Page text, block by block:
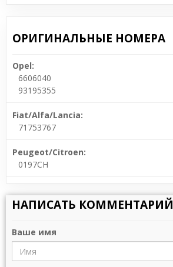
ОРИГИНАЛЬНЫЕ НОМЕРА
Opel:
6606040
93195355
Fiat/Alfa/Lancia:
71753767
Peugeot/Citroen:
0197CH
НАПИСАТЬ КОММЕНТАРИЙ
Ваше имя